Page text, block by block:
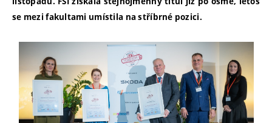
se mezi fakultami umístila na stříbrné pozici.